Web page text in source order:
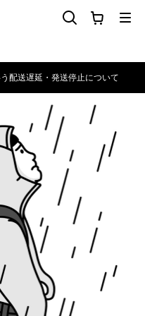
配送遅延・発送停止について